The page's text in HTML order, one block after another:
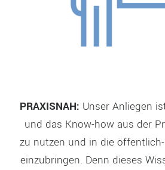
PRAXISNAH: Unser Anliegen
und das Know-how aus der
zu nutzen und in die
einzubringen. Denn dieses